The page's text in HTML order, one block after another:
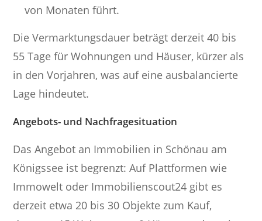
von Monaten führt.
Die Vermarktungsdauer beträgt derzeit 40 bis
55 Tage für Wohnungen und Häuser, kürzer als
in den Vorjahren, was auf eine ausbalancierte
Lage hindeutet.
Angebots- und Nachfragesituation
Das Angebot an Immobilien in Schönau am
Königssee ist begrenzt: Auf Plattformen wie
Immowelt oder Immobilienscout24 gibt es
derzeit etwa 20 bis 30 Objekte zum Kauf,